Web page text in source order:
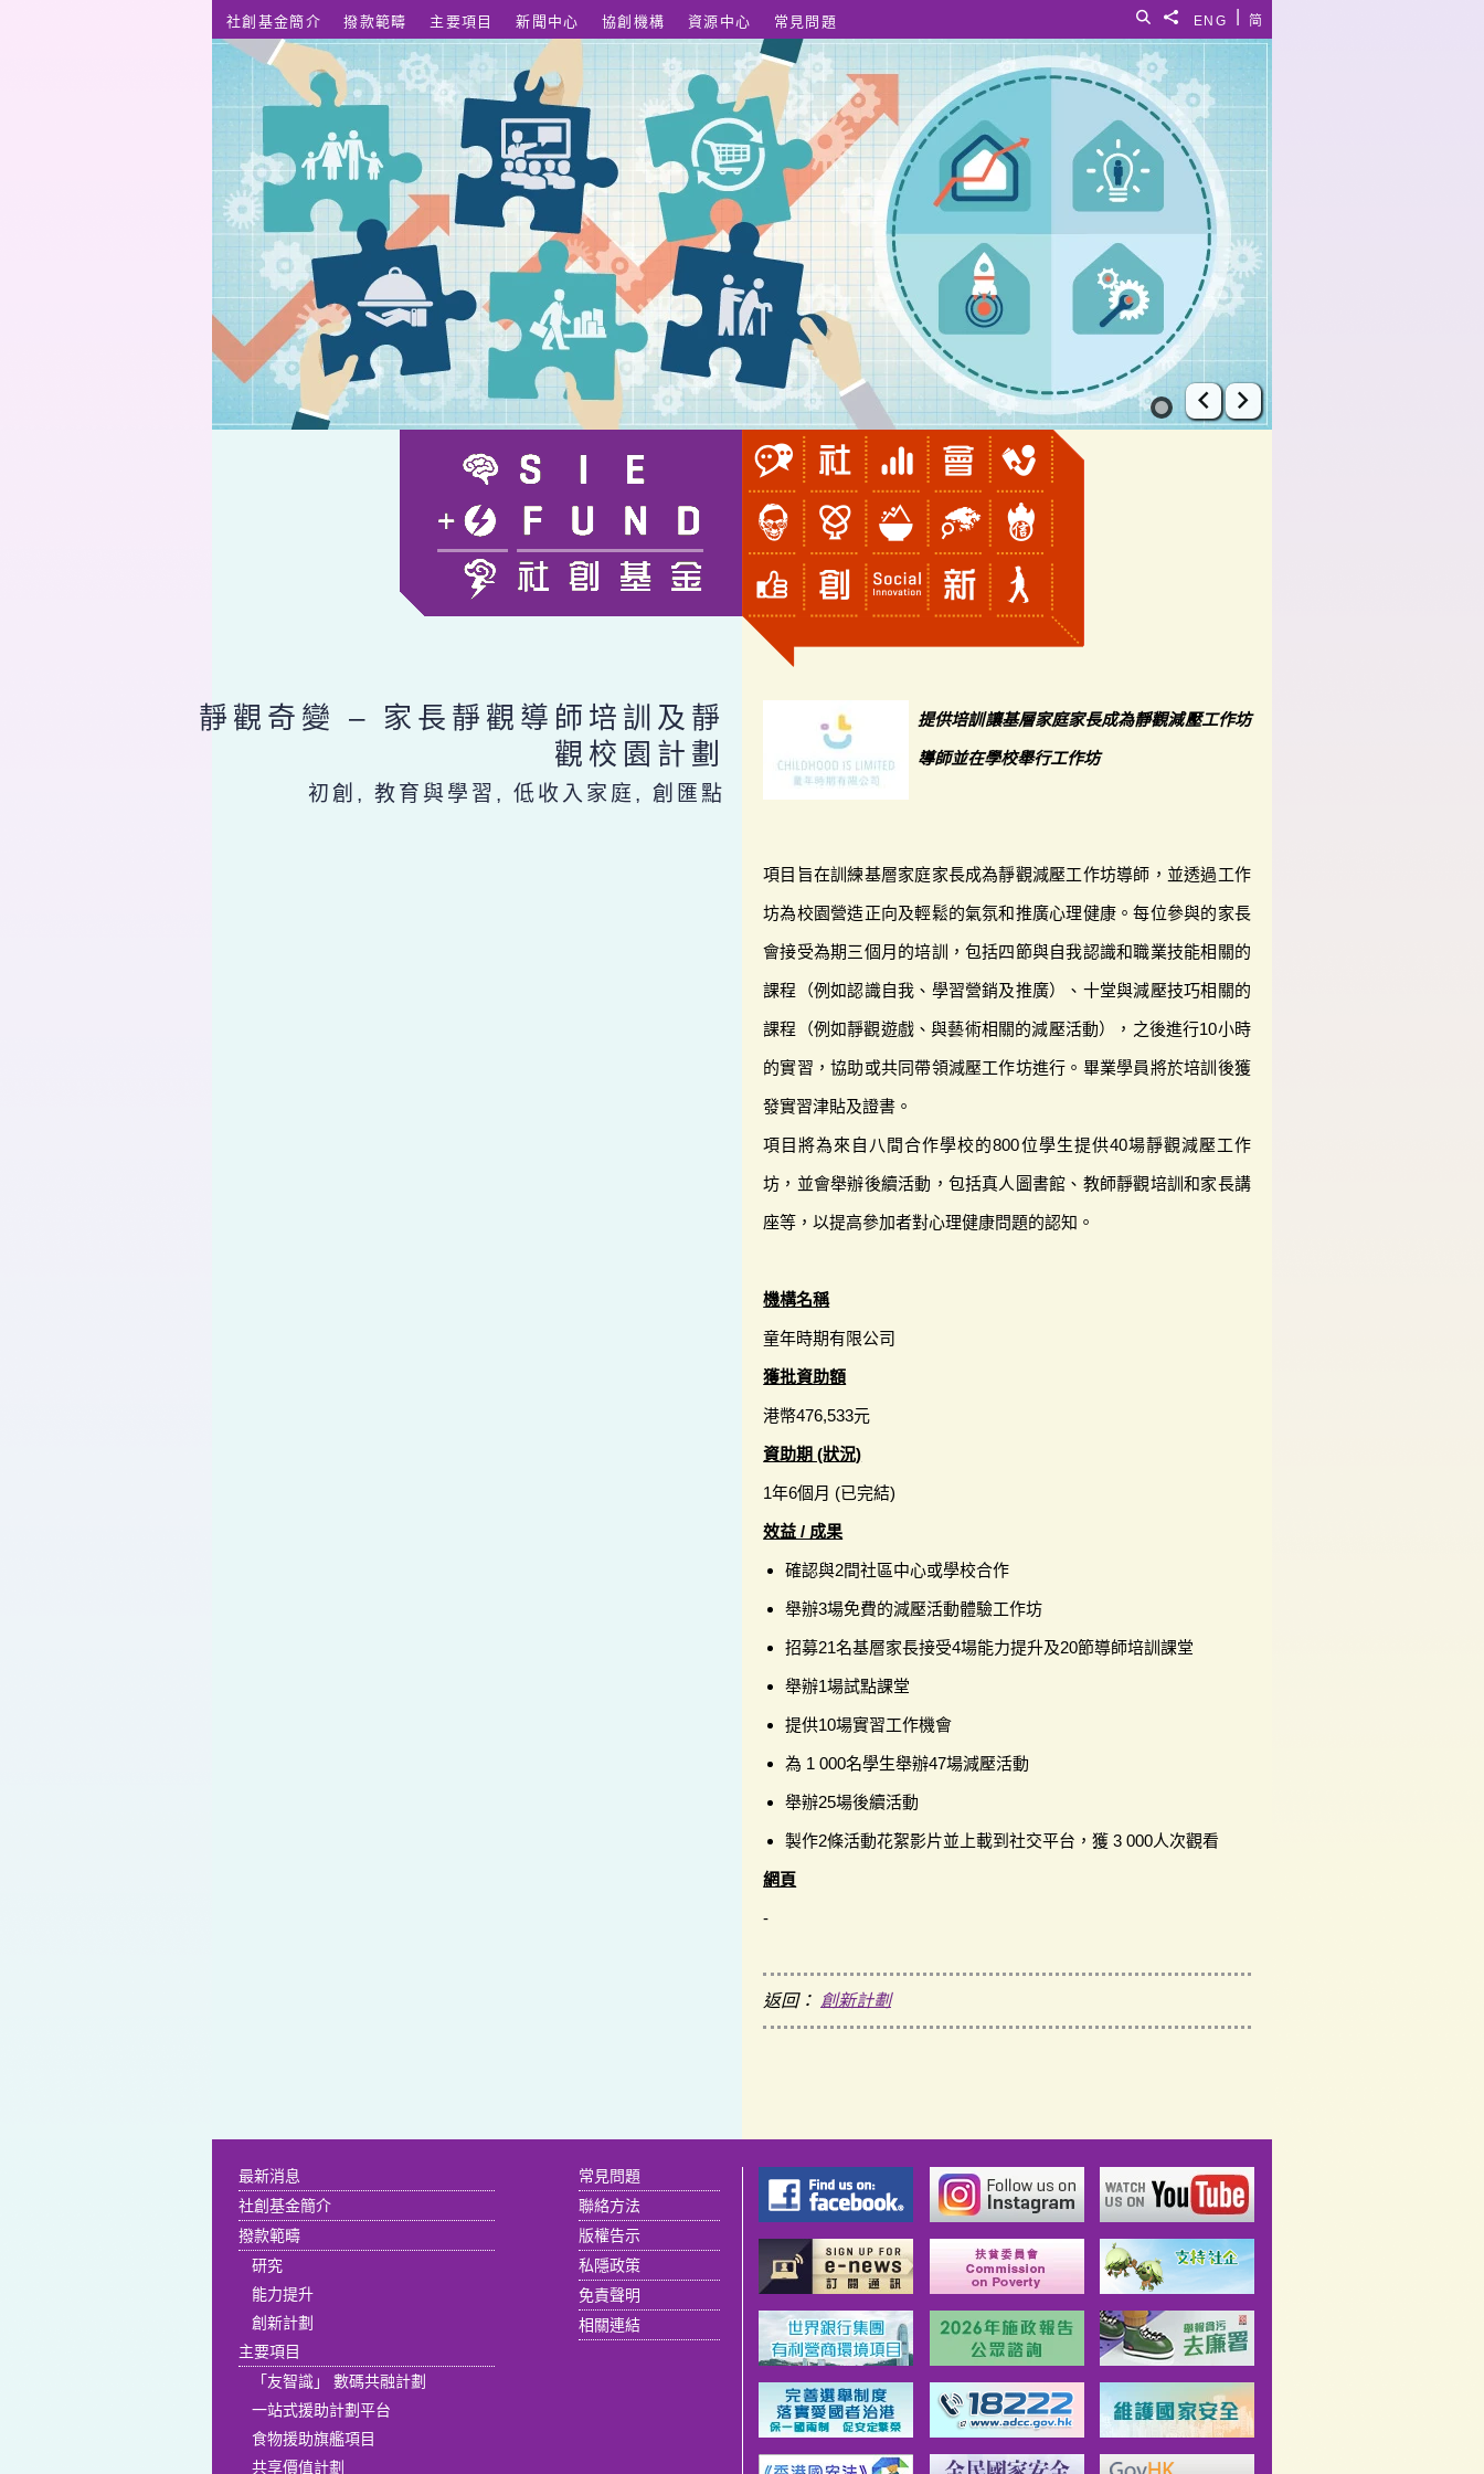
简
ENG
分享給
搜尋
社創基金簡介 撥款範疇 主要項目 新聞中心 協創機構 資源中心 常見問題
靜觀奇變 – 家長靜觀導師培訓及靜觀校園計劃
上一張幻燈片
下一張幻燈片
靜觀奇變 – 家長靜觀導師培訓及靜
觀校園計劃
初創, 教育與學習, 低收入家庭, 創匯點
提供培訓讓基層家庭家長成為靜觀減壓工作坊
導師並在學校舉行工作坊
項目旨在訓練基層家庭家長成為靜觀減壓工作坊導師，並透過工作
坊為校園營造正向及輕鬆的氣氛和推廣心理健康。每位參與的家長
會接受為期三個月的培訓，包括四節與自我認識和職業技能相關的
課程（例如認識自我、學習營銷及推廣）、十堂與減壓技巧相關的
課程（例如靜觀遊戲、與藝術相關的減壓活動），之後進行10小時
的實習，協助或共同帶領減壓工作坊進行。畢業學員將於培訓後獲
發實習津貼及證書。
項目將為來自八間合作學校的800位學生提供40場靜觀減壓工作
坊，並會舉辦後續活動，包括真人圖書館、教師靜觀培訓和家長講
座等，以提高參加者對心理健康問題的認知。
機構名稱
童年時期有限公司
獲批資助額
港幣476,533元
資助期 (狀況)
1年6個月 (已完結)
效益 / 成果
確認與2間社區中心或學校合作
舉辦3場免費的減壓活動體驗工作坊
招募21名基層家長接受4場能力提升及20節導師培訓課堂
舉辦1場試點課堂
提供10場實習工作機會
為 1 000名學生舉辦47場減壓活動
舉辦25場後續活動
製作2條活動花絮影片並上載到社交平台，獲 3 000人次觀看
網頁
-
返回： 創新計劃
最新消息
社創基金簡介
撥款範疇
研究
能力提升
創新計劃
主要項目
「友智識」 數碼共融計劃
一站式援助計劃平台
食物援助旗艦項目
共享價值計劃
常見問題
聯絡方法
版權告示
私隱政策
免責聲明
相關連結